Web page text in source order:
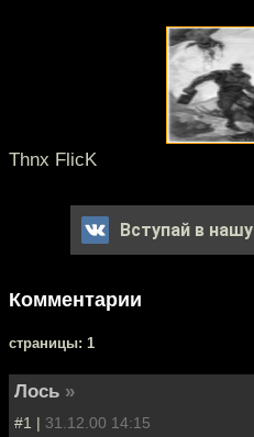
Thnx FlicK
Вступай в нашу
Комментарии
cтраницы: 1
Лось »
#1 | 31.12.00 14:15